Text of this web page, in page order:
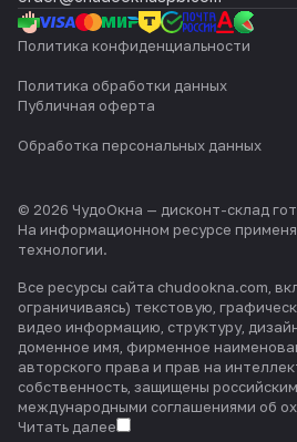
Политика конфиденциальности
Политика обработки данных
Публичная оферта
Обработка персональных данных
© 2026 ЧудоОкна — дисконт-склад
На информационном ресурсе
технологии.
Все ресурсы сайта chudookna.com,
ограничиваясь) текстовую,
видео информацию, структуру,
доменное имя, фирменное
авторского права и прав на
собственность, защищены
международными соглашениями об
Читать далее